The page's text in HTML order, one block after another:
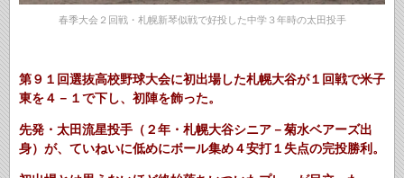
春季大会２回戦・札幌新琴似戦で好投した中学３年時の太田投手
第９１回選抜高校野球大会に初出場した札幌大谷が１回戦で米子
東を４－１で下し、初陣を飾った。
先発・太田流星投手（２年・札幌大谷シニア－菊水ベアーズ出
身）が、ていねいに低めにボール集め４安打１失点の完投勝利。